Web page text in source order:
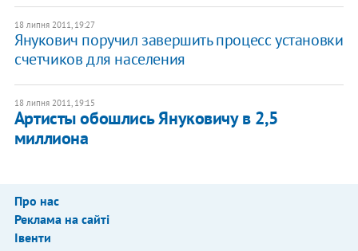
18 липня 2011, 19:27
Янукович поручил завершить процесс установки
счетчиков для населения
18 липня 2011, 19:15
Артисты обошлись Януковичу в 2,5
миллиона
Про нас
Реклама на сайті
Івенти